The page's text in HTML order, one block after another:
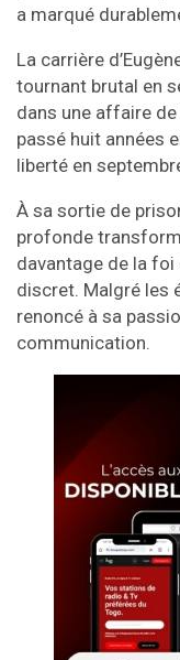
a marqué
La carrière
tournant brutal en
dans une affaire
passé huit années
liberté en
À sa sortie de
profonde
davantage de la
discret. Malgré les
renoncé à sa
communication.